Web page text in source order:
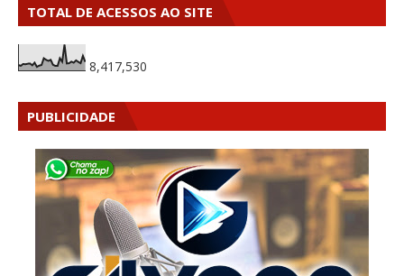
TOTAL DE ACESSOS AO SITE
8,417,530
PUBLICIDADE